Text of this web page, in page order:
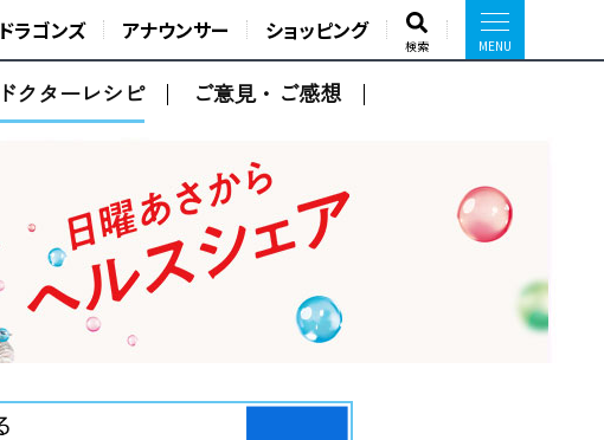
ドラゴンズ アナウンサー ショッピング
検索
ドクターレシピ ご意見・ご感想